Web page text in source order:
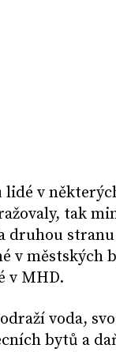
lidé v
tak
druhou
v městských
v MHD.
voda,
bytů a